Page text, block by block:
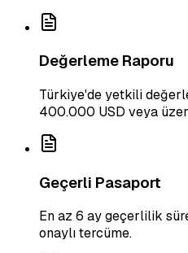
Değerleme Raporu
Türkiye'de yetkili
400.000 USD veya
Geçerli Pasaport
En az 6 ay geçerlilik
onaylı tercüme.